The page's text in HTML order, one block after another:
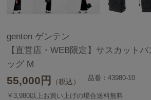
genten ゲンテン
【直営店・WEB限定】サスカット
ッグ M
55,000 円 （税込） 品番：43980-10
￥3,980以上お買い上げの場合送料無料